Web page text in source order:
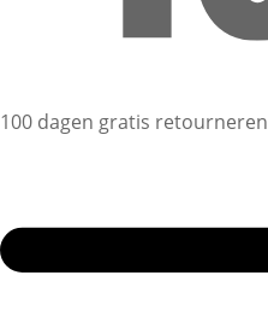
100 dagen gratis retourneren